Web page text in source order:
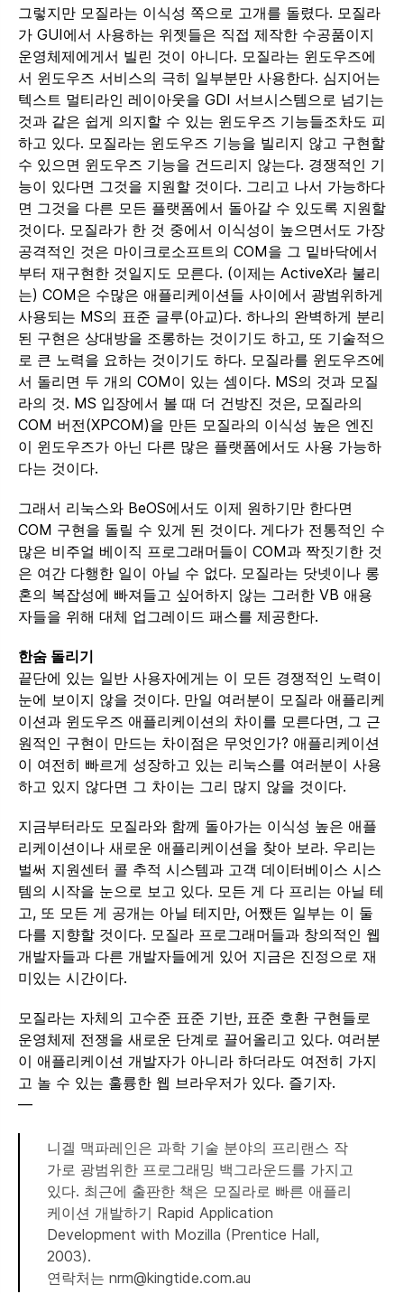
그렇지만 모질라는 이식성 쪽으로 고개를 돌렸다. 모질라
가 GUI에서 사용하는 위젯들은 직접 제작한 수공품이지
운영체제에게서 빌린 것이 아니다. 모질라는 윈도우즈에
서 윈도우즈 서비스의 극히 일부분만 사용한다. 심지어는
텍스트 멀티라인 레이아웃을 GDI 서브시스템으로 넘기는
것과 같은 쉽게 의지할 수 있는 윈도우즈 기능들조차도 피
하고 있다. 모질라는 윈도우즈 기능을 빌리지 않고 구현할
수 있으면 윈도우즈 기능을 건드리지 않는다. 경쟁적인 기
능이 있다면 그것을 지원할 것이다. 그리고 나서 가능하다
면 그것을 다른 모든 플랫폼에서 돌아갈 수 있도록 지원할
것이다. 모질라가 한 것 중에서 이식성이 높으면서도 가장
공격적인 것은 마이크로소프트의 COM을 그 밑바닥에서
부터 재구현한 것일지도 모른다. (이제는 ActiveX라 불리
는) COM은 수많은 애플리케이션들 사이에서 광범위하게
사용되는 MS의 표준 글루(아교)다. 하나의 완벽하게 분리
된 구현은 상대방을 조롱하는 것이기도 하고, 또 기술적으
로 큰 노력을 요하는 것이기도 하다. 모질라를 윈도우즈에
서 돌리면 두 개의 COM이 있는 셈이다. MS의 것과 모질
라의 것. MS 입장에서 볼 때 더 건방진 것은, 모질라의
COM 버전(XPCOM)을 만든 모질라의 이식성 높은 엔진
이 윈도우즈가 아닌 다른 많은 플랫폼에서도 사용 가능하
다는 것이다.
그래서 리눅스와 BeOS에서도 이제 원하기만 한다면
COM 구현을 돌릴 수 있게 된 것이다. 게다가 전통적인 수
많은 비주얼 베이직 프로그래머들이 COM과 짝짓기한 것
은 여간 다행한 일이 아닐 수 없다. 모질라는 닷넷이나 롱
혼의 복잡성에 빠져들고 싶어하지 않는 그러한 VB 애용
자들을 위해 대체 업그레이드 패스를 제공한다.
한숨 돌리기
끝단에 있는 일반 사용자에게는 이 모든 경쟁적인 노력이
눈에 보이지 않을 것이다. 만일 여러분이 모질라 애플리케
이션과 윈도우즈 애플리케이션의 차이를 모른다면, 그 근
원적인 구현이 만드는 차이점은 무엇인가? 애플리케이션
이 여전히 빠르게 성장하고 있는 리눅스를 여러분이 사용
하고 있지 않다면 그 차이는 그리 많지 않을 것이다.
지금부터라도 모질라와 함께 돌아가는 이식성 높은 애플
리케이션이나 새로운 애플리케이션을 찾아 보라. 우리는
벌써 지원센터 콜 추적 시스템과 고객 데이터베이스 시스
템의 시작을 눈으로 보고 있다. 모든 게 다 프리는 아닐 테
고, 또 모든 게 공개는 아닐 테지만, 어쨌든 일부는 이 둘
다를 지향할 것이다. 모질라 프로그래머들과 창의적인 웹
개발자들과 다른 개발자들에게 있어 지금은 진정으로 재
미있는 시간이다.
모질라는 자체의 고수준 표준 기반, 표준 호환 구현들로
운영체제 전쟁을 새로운 단계로 끌어올리고 있다. 여러분
이 애플리케이션 개발자가 아니라 하더라도 여전히 가지
고 놀 수 있는 훌륭한 웹 브라우저가 있다. 즐기자.
—
니겔 맥파레인은 과학 기술 분야의 프리랜스 작
가로 광범위한 프로그래밍 백그라운드를 가지고
있다. 최근에 출판한 책은 모질라로 빠른 애플리
케이션 개발하기 Rapid Application
Development with Mozilla (Prentice Hall,
2003).
연락처는 nrm@kingtide.com.au